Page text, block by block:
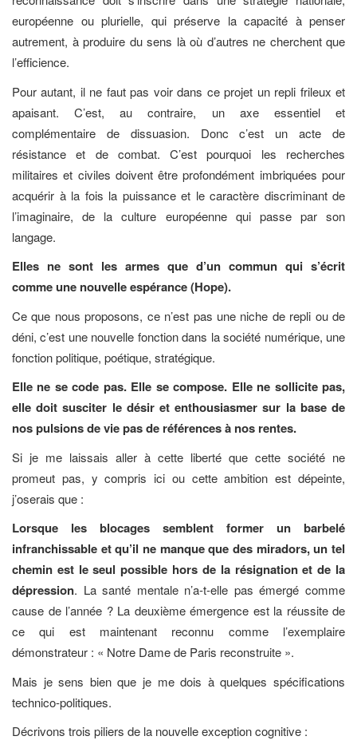
européenne ou plurielle, qui préserve la capacité à penser
autrement, à produire du sens là où d’autres ne cherchent que
l’efficience.
Pour autant, il ne faut pas voir dans ce projet un repli frileux et
apaisant. C’est, au contraire, un axe essentiel et
complémentaire de dissuasion. Donc c’est un acte de
résistance et de combat. C’est pourquoi les recherches
militaires et civiles doivent être profondément imbriquées pour
acquérir à la fois la puissance et le caractère discriminant de
l’imaginaire, de la culture européenne qui passe par son
langage.
Elles ne sont les armes que d’un commun qui s’écrit
comme une nouvelle espérance (Hope).
Ce que nous proposons, ce n’est pas une niche de repli ou de
déni, c’est une nouvelle fonction dans la société numérique, une
fonction politique, poétique, stratégique.
Elle ne se code pas. Elle se compose. Elle ne sollicite pas,
elle doit susciter le désir et enthousiasmer sur la base de
nos pulsions de vie pas de références à nos rentes.
Si je me laissais aller à cette liberté que cette société ne
promeut pas, y compris ici ou cette ambition est dépeinte,
j’oserais que :
Lorsque les blocages semblent former un barbelé
infranchissable et qu’il ne manque que des miradors, un tel
chemin est le seul possible hors de la résignation et de la
dépression. La santé mentale n’a-t-elle pas émergé comme
cause de l’année ? La deuxième émergence est la réussite de
ce qui est maintenant reconnu comme l’exemplaire
démonstrateur : « Notre Dame de Paris reconstruite ».
Mais je sens bien que je me dois à quelques spécifications
technico-politiques.
Décrivons trois piliers de la nouvelle exception cognitive :